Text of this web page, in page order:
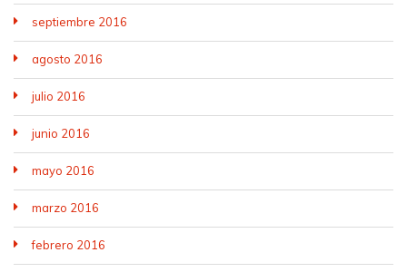
septiembre 2016
agosto 2016
julio 2016
junio 2016
mayo 2016
marzo 2016
febrero 2016